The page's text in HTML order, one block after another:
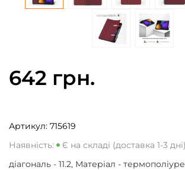
642 грн.
Артикул: 715619
Наявність:
Є на складі (доставка 1-3 дні)
діагональ - 11.2, Матеріал -